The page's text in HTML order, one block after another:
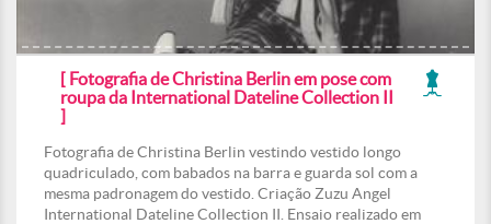
[ Fotografia de Christina Berlin em pose com
roupa da International Dateline Collection II
]
Fotografia de Christina Berlin vestindo vestido longo
quadriculado, com babados na barra e guarda sol com a
mesma padronagem do vestido. Criação Zuzu Angel
International Dateline Collection II. Ensaio realizado em